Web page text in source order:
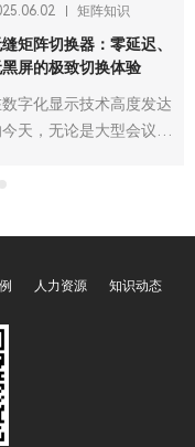
矩阵知识
矩阵切换器：零延迟、
屏的极致切换体验
字化显示技术高度发达
天，无论是大型会议、
换过程中常常出现延
验。广州欧雅丽信息
缝矩阵切换器“OY-
，OY-
，OY-
、FLX-
人力资源 知识动态